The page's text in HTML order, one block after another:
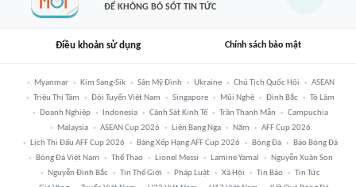
ĐỂ KHÔNG BỎ SÓT TIN TỨC
Điều khoản sử dụng Chính sách bảo mật
Myanmar Kim Sang-Sik Sân Mỹ Đình Ukraine Chủ Tịch Quốc Hội
ASEAN
Triệu Thị Tâm
Đội Tuyển Việt Nam Singapore Mũi Nghê Đình Bắc
Tô Lâm
Doanh Nghiệp
Indonesia Cảnh Sát Kinh Tế Trần Thanh Mẫn
Campuchia
Malaysia
ASEAN Cup 2026 Liên Bang Nga Năm
AFF Cup 2026
Lịch Thi Đấu AFF Cup 2026
Bảng Xếp Hạng AFF Cup 2026 Bóng Đá
Báo Bóng Đá
Bóng Đá Việt Nam
Thể Thao Lionel Messi Lamine Yamal
Nguyễn Xuân Son
Nguyễn Đình Bắc
Tin Thế Giới Pháp Luật Xã Hội Tin Bão
Tin Tức